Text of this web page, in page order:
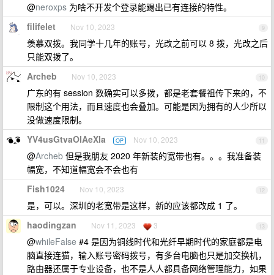
@neroxps 为啥不开发个登录能踢出已有连接的特性。
9
filifelet Nov 10, 2023
羡慕双拨。我同学十几年的账号，光改之前可以 8 拨，光改之后
只能双拨了。
10
Archeb Nov 10, 2023
广东的有 session 数确实可以多拨，都是老套餐祖传下来的，不
限制这个用法，而且速度也会叠加。可能是因为拥有的人少所以
没做速度限制。
11
YV4usGtvaOIAeXIa OP Nov 10, 2023
@Archeb 但是我朋友 2020 年新装的宽带也有。。。我准备装
幅宽，不知道幅宽会不会也有
12
Fish1024 Nov 10, 2023
是，可以。深圳的老宽带是这样，新的应该都改成 1 了。
13
haodingzan Nov 11, 2023 3
@whileFalse #4 是因为铜线时代和光纤早期时代的家庭都是电
脑直接连猫，输入账号密码拨号，有多台电脑也只是加交换机，
路由器还属于专业设备，也不是人人都具备网络管理能力，如果